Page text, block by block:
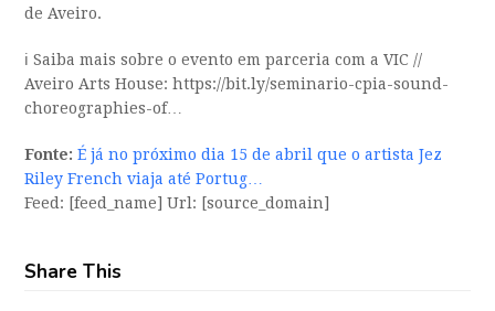
de Aveiro.
ℹ️ Saiba mais sobre o evento em parceria com a VIC //
Aveiro Arts House: https://bit.ly/seminario-cpia-sound-
choreographies-of…
Fonte: É já no próximo dia 15 de abril que o artista Jez
Riley French viaja até Portug…
Feed: [feed_name] Url: [source_domain]
Share This